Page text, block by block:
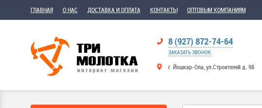
ГЛАВНАЯ О НАС ДОСТАВКА И ОПЛАТА КОНТАКТЫ ОПТОВЫМ КОМПАНИЯМ
8 (927) 872-74-64
ЗАКАЗАТЬ ЗВОНОК
г. Йошкар-Ола, ул.Строителей д. 98